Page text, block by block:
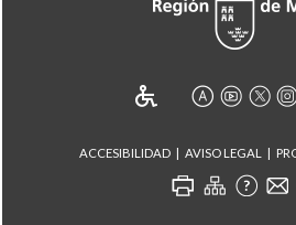
ACCESIBILIDAD AVISO LEGAL